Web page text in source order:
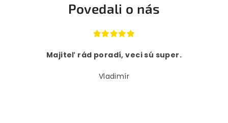
Povedali o nás
Majiteľ rád poradí, veci sú super.
Vladimír